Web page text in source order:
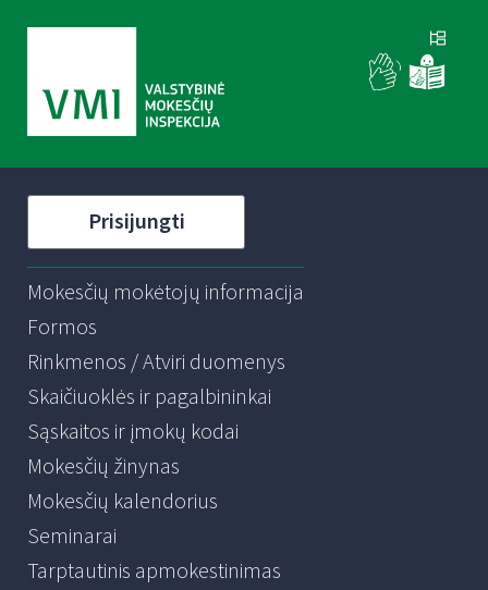
Prisijungti
Mokesčių mokėtojų informacija
Formos
Rinkmenos / Atviri duomenys
Skaičiuoklės ir pagalbininkai
Sąskaitos ir įmokų kodai
Mokesčių žinynas
Mokesčių kalendorius
Seminarai
Tarptautinis apmokestinimas